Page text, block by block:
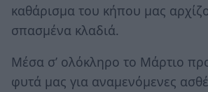
καθάρισμα του κήπου μας
σπασμένα κλαδιά.
Μέσα σ’ ολόκληρο το Μάρτιο
φυτά μας για αναμενόμενες